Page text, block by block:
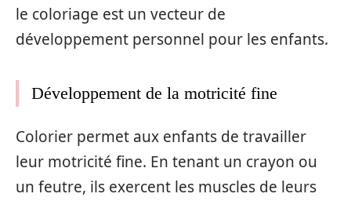
le coloriage est un vecteur de
développement personnel pour les enfants.
Développement de la motricité fine
Colorier permet aux enfants de travailler
leur motricité fine. En tenant un crayon ou
un feutre, ils exercent les muscles de leurs